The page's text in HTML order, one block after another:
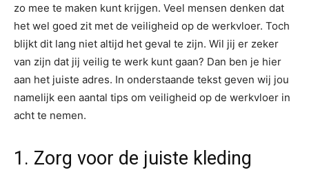
zo mee te maken kunt krijgen. Veel mensen denken dat
het wel goed zit met de veiligheid op de werkvloer. Toch
blijkt dit lang niet altijd het geval te zijn. Wil jij er zeker
van zijn dat jij veilig te werk kunt gaan? Dan ben je hier
aan het juiste adres. In onderstaande tekst geven wij jou
namelijk een aantal tips om veiligheid op de werkvloer in
acht te nemen.
1. Zorg voor de juiste kleding